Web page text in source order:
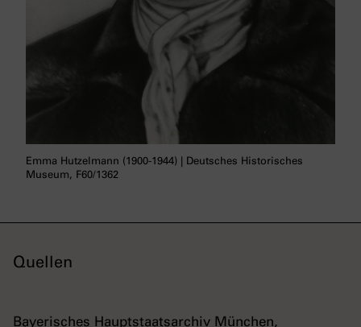
Emma Hutzelmann (1900-1944) | Deutsches Historisches
Museum, F60/1362
Quellen
Bayerisches Hauptstaatsarchiv München,